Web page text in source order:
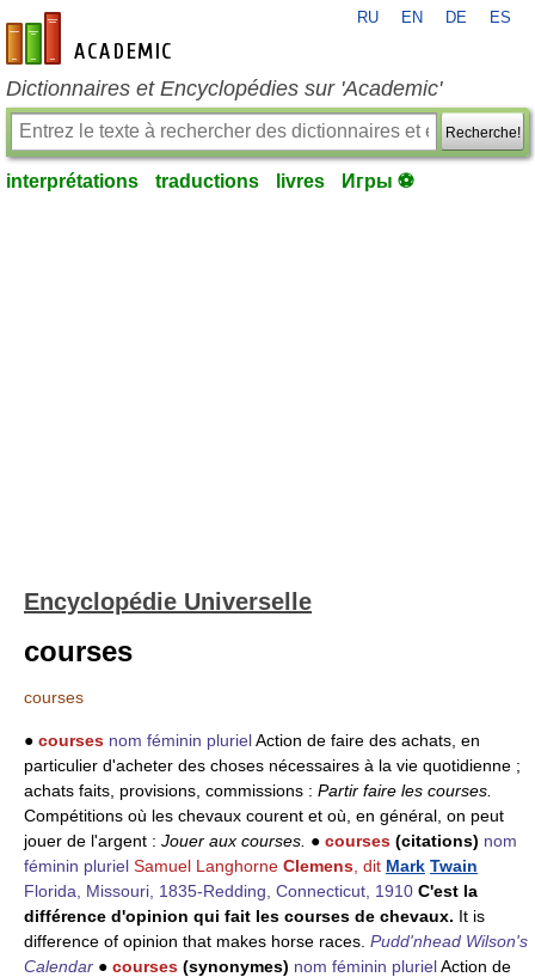
fr-academic.com
RU EN DE ES
Dictionnaires et Encyclopédies sur 'Academic'
Recherche!
interprétations traductions livres Игры ⚽
Encyclopédie Universelle
courses
courses
● courses nom féminin plurielAction de faire des achats, en
particulier d'acheter des choses nécessaires à la vie quotidienne ;
achats faits, provisions, commissions : Partir faire les courses.
Compétitions où les chevaux courent et où, en général, on peut
jouer de l'argent : Jouer aux courses. ● courses (citations) nom
féminin pluriel Samuel Langhorne Clemens , dit Mark Twain
Florida, Missouri, 1835-Redding, Connecticut, 1910 C'est la
différence d'opinion qui fait les courses de chevaux. It is
difference of opinion that makes horse races. Pudd'nhead Wilson's
Calendar ● courses (synonymes) nom féminin plurielAction de